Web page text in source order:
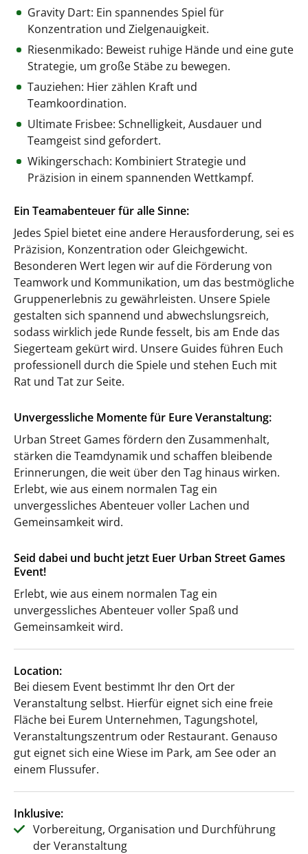
Gravity Dart: Ein spannendes Spiel für
Konzentration und Zielgenauigkeit.
Riesenmikado: Beweist ruhige Hände und eine gute
Strategie, um große Stäbe zu bewegen.
Tauziehen: Hier zählen Kraft und
Teamkoordination.
Ultimate Frisbee: Schnelligkeit, Ausdauer und
Teamgeist sind gefordert.
Wikingerschach: Kombiniert Strategie und
Präzision in einem spannenden Wettkampf.
Ein Teamabenteuer für alle Sinne:
Jedes Spiel bietet eine andere Herausforderung, sei es
Präzision, Konzentration oder Gleichgewicht.
Besonderen Wert legen wir auf die Förderung von
Teamwork und Kommunikation, um das bestmögliche
Gruppenerlebnis zu gewährleisten. Unsere Spiele
gestalten sich spannend und abwechslungsreich,
sodass wirklich jede Runde fesselt, bis am Ende das
Siegerteam gekürt wird. Unsere Guides führen Euch
professionell durch die Spiele und stehen Euch mit
Rat und Tat zur Seite.
Unvergessliche Momente für Eure Veranstaltung:
Urban Street Games fördern den Zusammenhalt,
stärken die Teamdynamik und schaffen bleibende
Erinnerungen, die weit über den Tag hinaus wirken.
Erlebt, wie aus einem normalen Tag ein
unvergessliches Abenteuer voller Lachen und
Gemeinsamkeit wird.
Seid dabei und bucht jetzt Euer Urban Street Games
Event!
Erlebt, wie aus einem normalen Tag ein
unvergessliches Abenteuer voller Spaß und
Gemeinsamkeit wird.
Location:
Bei diesem Event bestimmt Ihr den Ort der
Veranstaltung selbst. Hierfür eignet sich eine freie
Fläche bei Eurem Unternehmen, Tagungshotel,
Veranstaltungszentrum oder Restaurant. Genauso
gut eignet sich eine Wiese im Park, am See oder an
einem Flussufer.
Inklusive:
Vorbereitung, Organisation und Durchführung
der Veranstaltung